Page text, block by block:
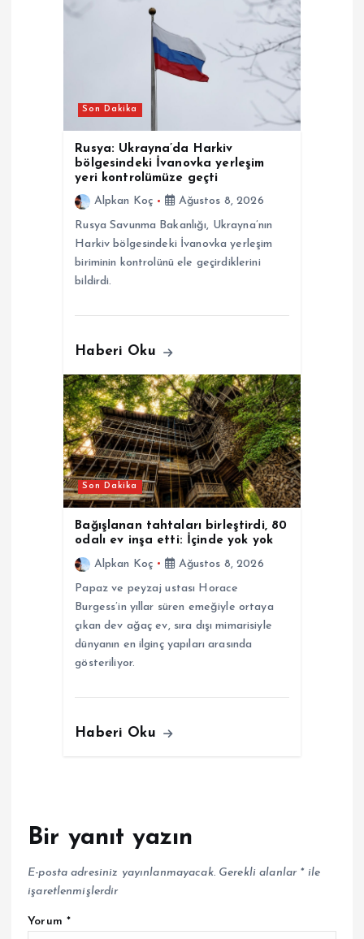
Son Dakika
Rusya: Ukrayna’da Harkiv
bölgesindeki İvanovka yerleşim
yeri kontrolümüze geçti
Alpkan Koç
Ağustos 8, 2026
Rusya Savunma Bakanlığı, Ukrayna’nın
Harkiv bölgesindeki İvanovka yerleşim
biriminin kontrolünü ele geçirdiklerini
bildirdi.
Haberi Oku
Son Dakika
Bağışlanan tahtaları birleştirdi, 80
odalı ev inşa etti: İçinde yok yok
Alpkan Koç
Ağustos 8, 2026
Papaz ve peyzaj ustası Horace
Burgess’in yıllar süren emeğiyle ortaya
çıkan dev ağaç ev, sıra dışı mimarisiyle
dünyanın en ilginç yapıları arasında
gösteriliyor.
Haberi Oku
Bir yanıt yazın
E-posta adresiniz yayınlanmayacak. Gerekli alanlar *ile
işaretlenmişlerdir
Yorum *